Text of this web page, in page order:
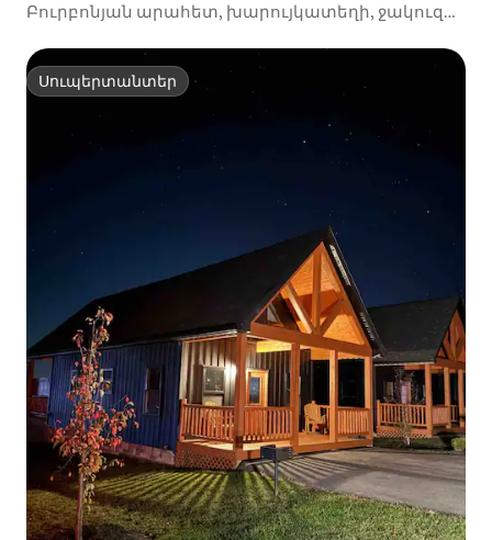
Բուրբոնյան արահետ, խարույկատեղի, ջակուզիի
Սուպերտանտեր
Սուպերտանտեր